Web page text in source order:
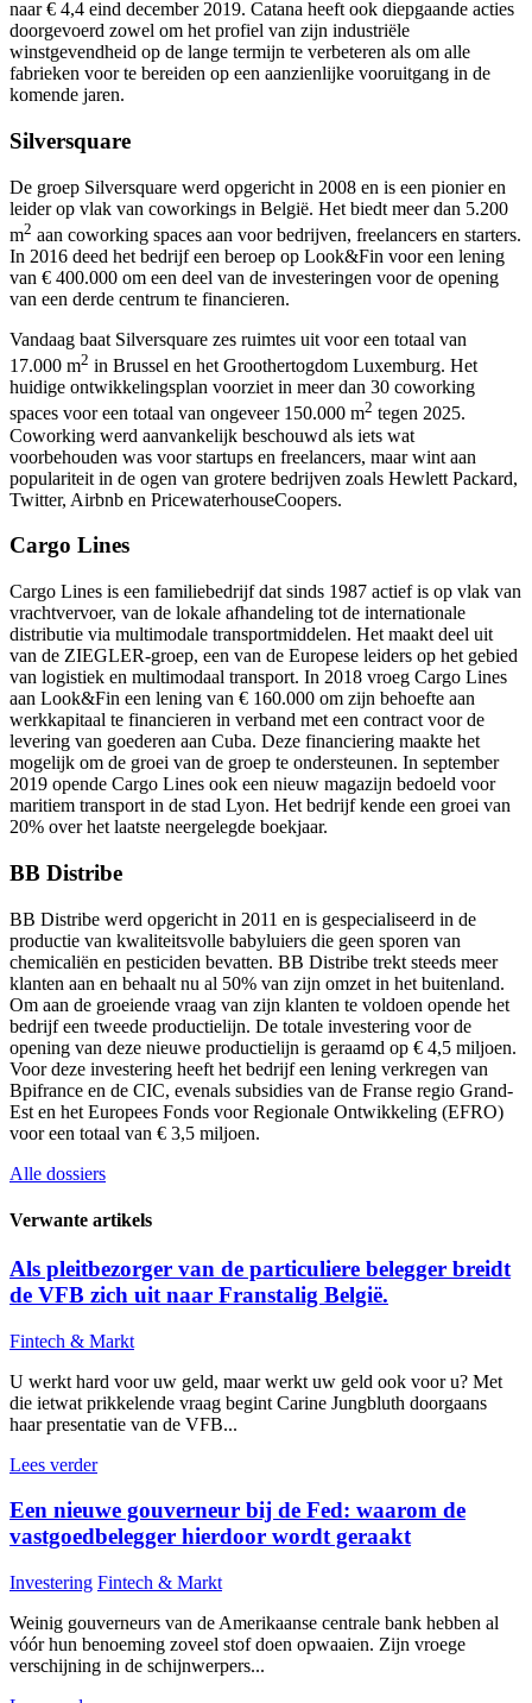
naar € 4,4 eind december 2019. Catana heeft ook diepgaande acties
doorgevoerd zowel om het profiel van zijn industriële
winstgevendheid op de lange termijn te verbeteren als om alle
fabrieken voor te bereiden op een aanzienlijke vooruitgang in de
komende jaren.
Silversquare
De groep Silversquare werd opgericht in 2008 en is een pionier en
leider op vlak van coworkings in België. Het biedt meer dan 5.200
m2 aan coworking spaces aan voor bedrijven, freelancers en starters.
In 2016 deed het bedrijf een beroep op Look&Fin voor een lening
van € 400.000 om een deel van de investeringen voor de opening
van een derde centrum te financieren.
Vandaag baat Silversquare zes ruimtes uit voor een totaal van
17.000 m2 in Brussel en het Groothertogdom Luxemburg. Het
huidige ontwikkelingsplan voorziet in meer dan 30 coworking
spaces voor een totaal van ongeveer 150.000 m2 tegen 2025.
Coworking werd aanvankelijk beschouwd als iets wat
voorbehouden was voor startups en freelancers, maar wint aan
populariteit in de ogen van grotere bedrijven zoals Hewlett Packard,
Twitter, Airbnb en PricewaterhouseCoopers.
Cargo Lines
Cargo Lines is een familiebedrijf dat sinds 1987 actief is op vlak van
vrachtvervoer, van de lokale afhandeling tot de internationale
distributie via multimodale transportmiddelen. Het maakt deel uit
van de ZIEGLER-groep, een van de Europese leiders op het gebied
van logistiek en multimodaal transport. In 2018 vroeg Cargo Lines
aan Look&Fin een lening van € 160.000 om zijn behoefte aan
werkkapitaal te financieren in verband met een contract voor de
levering van goederen aan Cuba. Deze financiering maakte het
mogelijk om de groei van de groep te ondersteunen. In september
2019 opende Cargo Lines ook een nieuw magazijn bedoeld voor
maritiem transport in de stad Lyon. Het bedrijf kende een groei van
20% over het laatste neergelegde boekjaar.
BB Distribe
BB Distribe werd opgericht in 2011 en is gespecialiseerd in de
productie van kwaliteitsvolle babyluiers die geen sporen van
chemicaliën en pesticiden bevatten. BB Distribe trekt steeds meer
klanten aan en behaalt nu al 50% van zijn omzet in het buitenland.
Om aan de groeiende vraag van zijn klanten te voldoen opende het
bedrijf een tweede productielijn. De totale investering voor de
opening van deze nieuwe productielijn is geraamd op € 4,5 miljoen.
Voor deze investering heeft het bedrijf een lening verkregen van
Bpifrance en de CIC, evenals subsidies van de Franse regio Grand-
Est en het Europees Fonds voor Regionale Ontwikkeling (EFRO)
voor een totaal van € 3,5 miljoen.
Alle dossiers
Verwante artikels
Als pleitbezorger van de particuliere belegger breidt
de VFB zich uit naar Franstalig België.
Fintech & Markt
U werkt hard voor uw geld, maar werkt uw geld ook voor u? Met
die ietwat prikkelende vraag begint Carine Jungbluth doorgaans
haar presentatie van de VFB...
Lees verder
Een nieuwe gouverneur bij de Fed: waarom de
vastgoedbelegger hierdoor wordt geraakt
Investering Fintech & Markt
Weinig gouverneurs van de Amerikaanse centrale bank hebben al
vóór hun benoeming zoveel stof doen opwaaien. Zijn vroege
verschijning in de schijnwerpers...